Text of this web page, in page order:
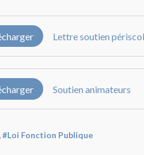
Lettre soutien
Soutien animateurs
,#Loi Fonction Publique